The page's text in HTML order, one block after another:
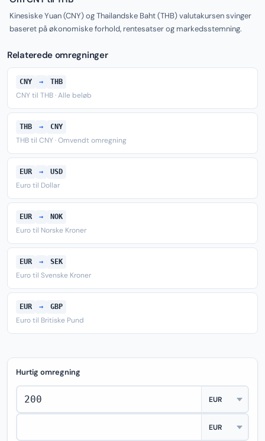
Kinesiske Yuan (CNY) og Thailandske Baht (THB) valutakursen svinger
baseret på økonomiske forhold, rentesatser og markedsstemning.
Relaterede omregninger
CNY → THB
CNY til THB · Alle beløb
THB → CNY
THB til CNY · Omvendt omregning
EUR → USD
Euro til Dollar
EUR → NOK
Euro til Norske Kroner
EUR → SEK
Euro til Svenske Kroner
EUR → GBP
Euro til Britiske Pund
Hurtig omregning